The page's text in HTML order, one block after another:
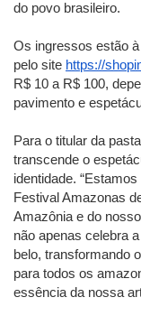
do povo brasileiro.
Os ingressos estão
pelo site https://
R$ 10 a R$ 100,
pavimento e
Para o titular da
transcende o
identidade.
Festival Amazonas
Amazônia e do
não apenas celebra
belo, transformando
para todos os
essência da nossa